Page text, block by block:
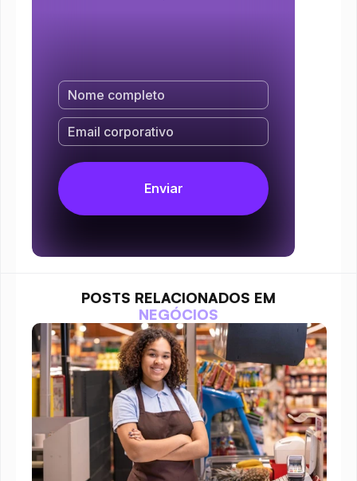
POSTS RELACIONADOS EM
NEGÓCIOS